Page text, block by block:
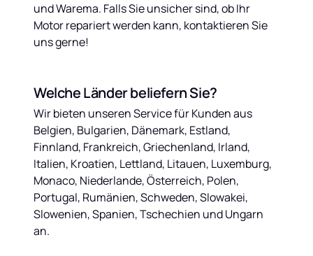
und Warema. Falls Sie unsicher sind, ob Ihr
Motor repariert werden kann, kontaktieren Sie
uns gerne!
Welche Länder beliefern Sie?
Wir bieten unseren Service für Kunden aus
Belgien, Bulgarien, Dänemark, Estland,
Finnland, Frankreich, Griechenland, Irland,
Italien, Kroatien, Lettland, Litauen, Luxemburg,
Monaco, Niederlande, Österreich, Polen,
Portugal, Rumänien, Schweden, Slowakei,
Slowenien, Spanien, Tschechien und Ungarn
an.